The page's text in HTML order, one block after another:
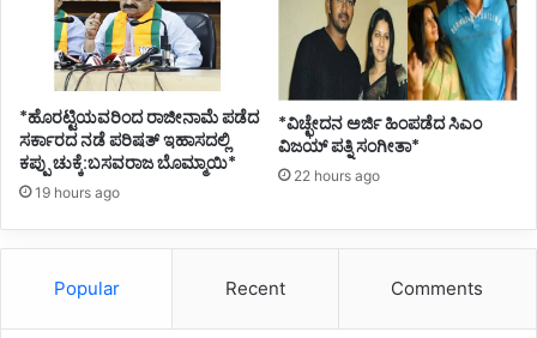
*ಹೊರಟ್ಟಿಯವರಿಂದ ರಾಜೀನಾಮೆ ಪಡೆದ
ಸರ್ಕಾರದ ನಡೆ ಪರಿಷತ್ ಇಹಾಸದಲ್ಲಿ
ಕಪ್ಪು ಚುಕ್ಕೆ:ಬಸವರಾಜ ಬೊಮ್ಮಾಯಿ*
19 hours ago
*ವಿಚ್ಛೇದನ ಅರ್ಜಿ ಹಿಂಪಡೆದ ಸಿಎಂ
ವಿಜಯ್ ಪತ್ನಿ ಸಂಗೀತಾ*
22 hours ago
Popular Recent Comments